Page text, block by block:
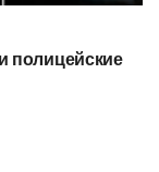
полицейские